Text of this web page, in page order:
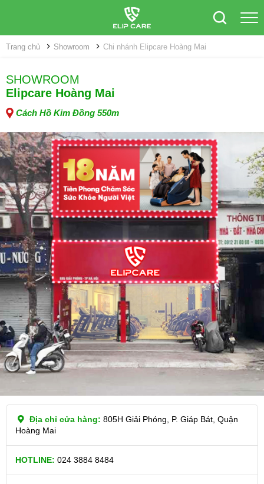
Trang chủ Showroom Chi nhánh Elipcare Hoàng Mai
SHOWROOM
Elipcare Hoàng Mai
Cách Hồ Kim Đồng 550m
Địa chỉ cửa hàng: 805H Giải Phóng, P. Giáp Bát, Quận
Hoàng Mai
HOTLINE: 024 3884 8484